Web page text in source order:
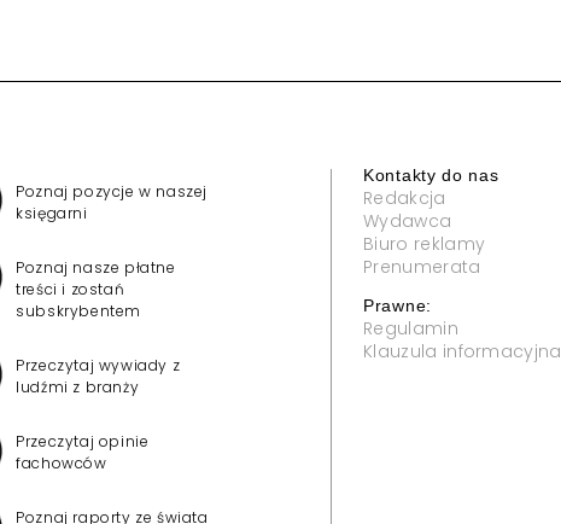
Poznaj pozycje w naszej
księgarni
Poznaj nasze płatne
treści i zostań
subskrybentem
Przeczytaj wywiady z
ludźmi z branży
Przeczytaj opinie
fachowców
Poznaj raporty ze świata
Kontakty do nas
Redakcja
Wydawca
Biuro reklamy
Prenumerata
Prawne:
Regulamin
Klauzula informacyjna